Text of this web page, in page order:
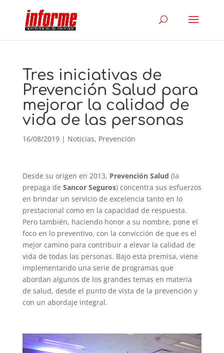
Tres iniciativas de
Prevención Salud para
mejorar la calidad de
vida de las personas
16/08/2019| Noticias, Prevención
Desde su origen en 2013, Prevención Salud (la
prepaga de Sancor Seguros) concentra sus esfuerzos
en brindar un servicio de excelencia tanto en lo
prestacional como en la capacidad de respuesta.
Pero también, haciendo honor a su nombre, pone el
foco en lo preventivo, con la convicción de que es el
mejor camino para contribuir a elevar la calidad de
vida de todas las personas. Bajo esta premisa, viene
implementando una serie de programas que
abordan algunos de los grandes temas en materia
de salud, desde el punto de vista de la prevención y
con un abordaje integral.